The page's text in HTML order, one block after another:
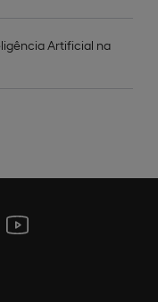
Artificial na